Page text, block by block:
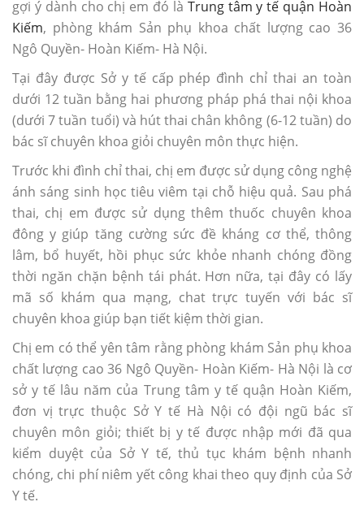
gợi ý dành cho chị em đó là Trung tâm y tế quận Hoàn
Kiếm, phòng khám Sản phụ khoa chất lượng cao 36
Ngô Quyền- Hoàn Kiếm- Hà Nội.
Tại đây được Sở y tế cấp phép đình chỉ thai an toàn
dưới 12 tuần bằng hai phương pháp phá thai nội khoa
(dưới 7 tuần tuổi) và hút thai chân không (6-12 tuần) do
bác sĩ chuyên khoa giỏi chuyên môn thực hiện.
Trước khi đình chỉ thai, chị em được sử dụng công nghệ
ánh sáng sinh học tiêu viêm tại chỗ hiệu quả. Sau phá
thai, chị em được sử dụng thêm thuốc chuyên khoa
đông y giúp tăng cường sức đề kháng cơ thể, thông
lâm, bổ huyết, hồi phục sức khỏe nhanh chóng đồng
thời ngăn chặn bệnh tái phát. Hơn nữa, tại đây có lấy
mã số khám qua mạng, chat trực tuyến với bác sĩ
chuyên khoa giúp bạn tiết kiệm thời gian.
Chị em có thể yên tâm rằng phòng khám Sản phụ khoa
chất lượng cao 36 Ngô Quyền- Hoàn Kiếm- Hà Nội là cơ
sở y tế lâu năm của Trung tâm y tế quận Hoàn Kiếm,
đơn vị trực thuộc Sở Y tế Hà Nội có đội ngũ bác sĩ
chuyên môn giỏi; thiết bị y tế được nhập mới đã qua
kiểm duyệt của Sở Y tế, thủ tục khám bệnh nhanh
chóng, chi phí niêm yết công khai theo quy định của Sở
Y tế.